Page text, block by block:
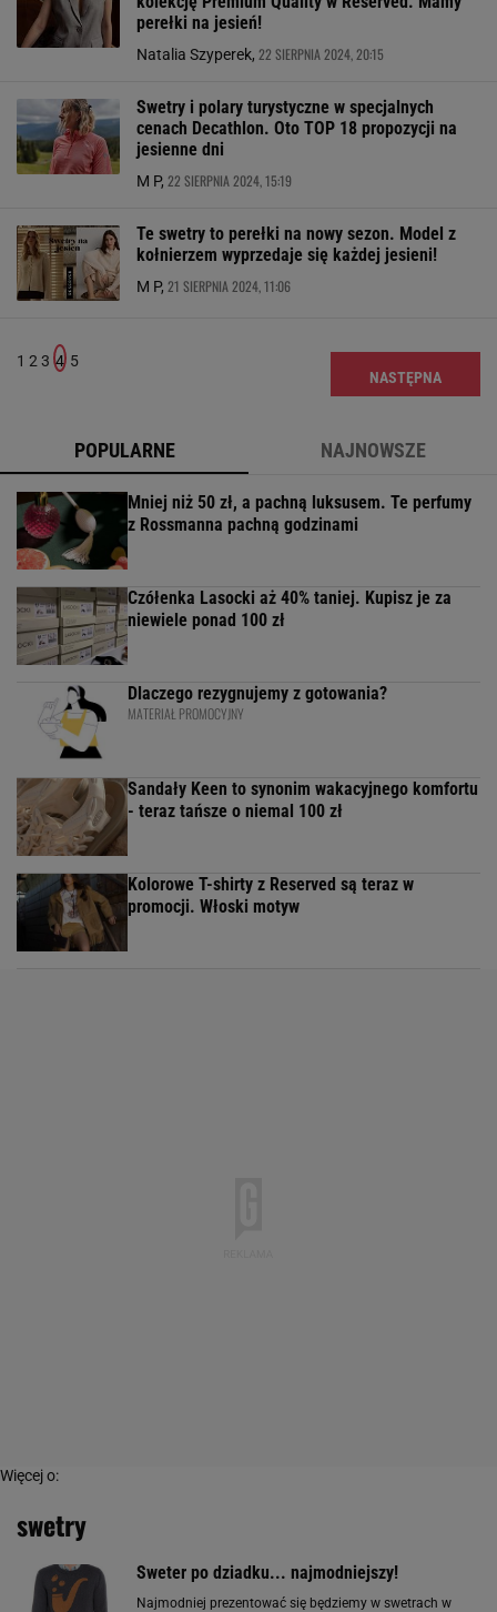
perełki na jesień!
Natalia Szyperek, 22 SIERPNIA 2024, 20:15
Swetry i polary turystyczne w specjalnych
cenach Decathlon. Oto TOP 18 propozycji na
jesienne dni
M P, 22 SIERPNIA 2024, 15:19
Te swetry to perełki na nowy sezon. Model z
kołnierzem wyprzedaje się każdej jesieni!
M P, 21 SIERPNIA 2024, 11:06
1 2 3 4 5
NASTĘPNA
POPULARNE NAJNOWSZE
Mniej niż 50 zł, a pachną luksusem. Te perfumy
z Rossmanna pachną godzinami
Czółenka Lasocki aż 40% taniej. Kupisz je za
niewiele ponad 100 zł
Dlaczego rezygnujemy z gotowania?
MATERIAŁ PROMOCYJNY
Sandały Keen to synonim wakacyjnego komfortu
- teraz tańsze o niemal 100 zł
Kolorowe T-shirty z Reserved są teraz w
promocji. Włoski motyw
Więcej o:
swetry
Sweter po dziadku... najmodniejszy!
Najmodniej prezentować się będziemy w swetrach w